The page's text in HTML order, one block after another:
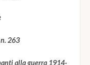
263
alla guerra 1914-